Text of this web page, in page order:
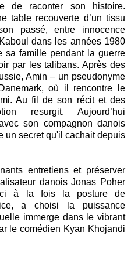
de raconter son histoire.
table recouverte d’un tissu
passé, entre innocence
dans les années 1980
sa famille pendant la guerre
par les talibans. Après des
Amin – un pseudonyme
où il rencontre le
Au fil de son récit et des
resurgit. Aujourd’hui
son compagnon danois
un secret qu'il cachait depuis
entretiens et préserver
danois Jonas Poher
ici à la fois la posture de
a choisi la puissance
immerge dans le vibrant
le comédien Kyan Khojandi